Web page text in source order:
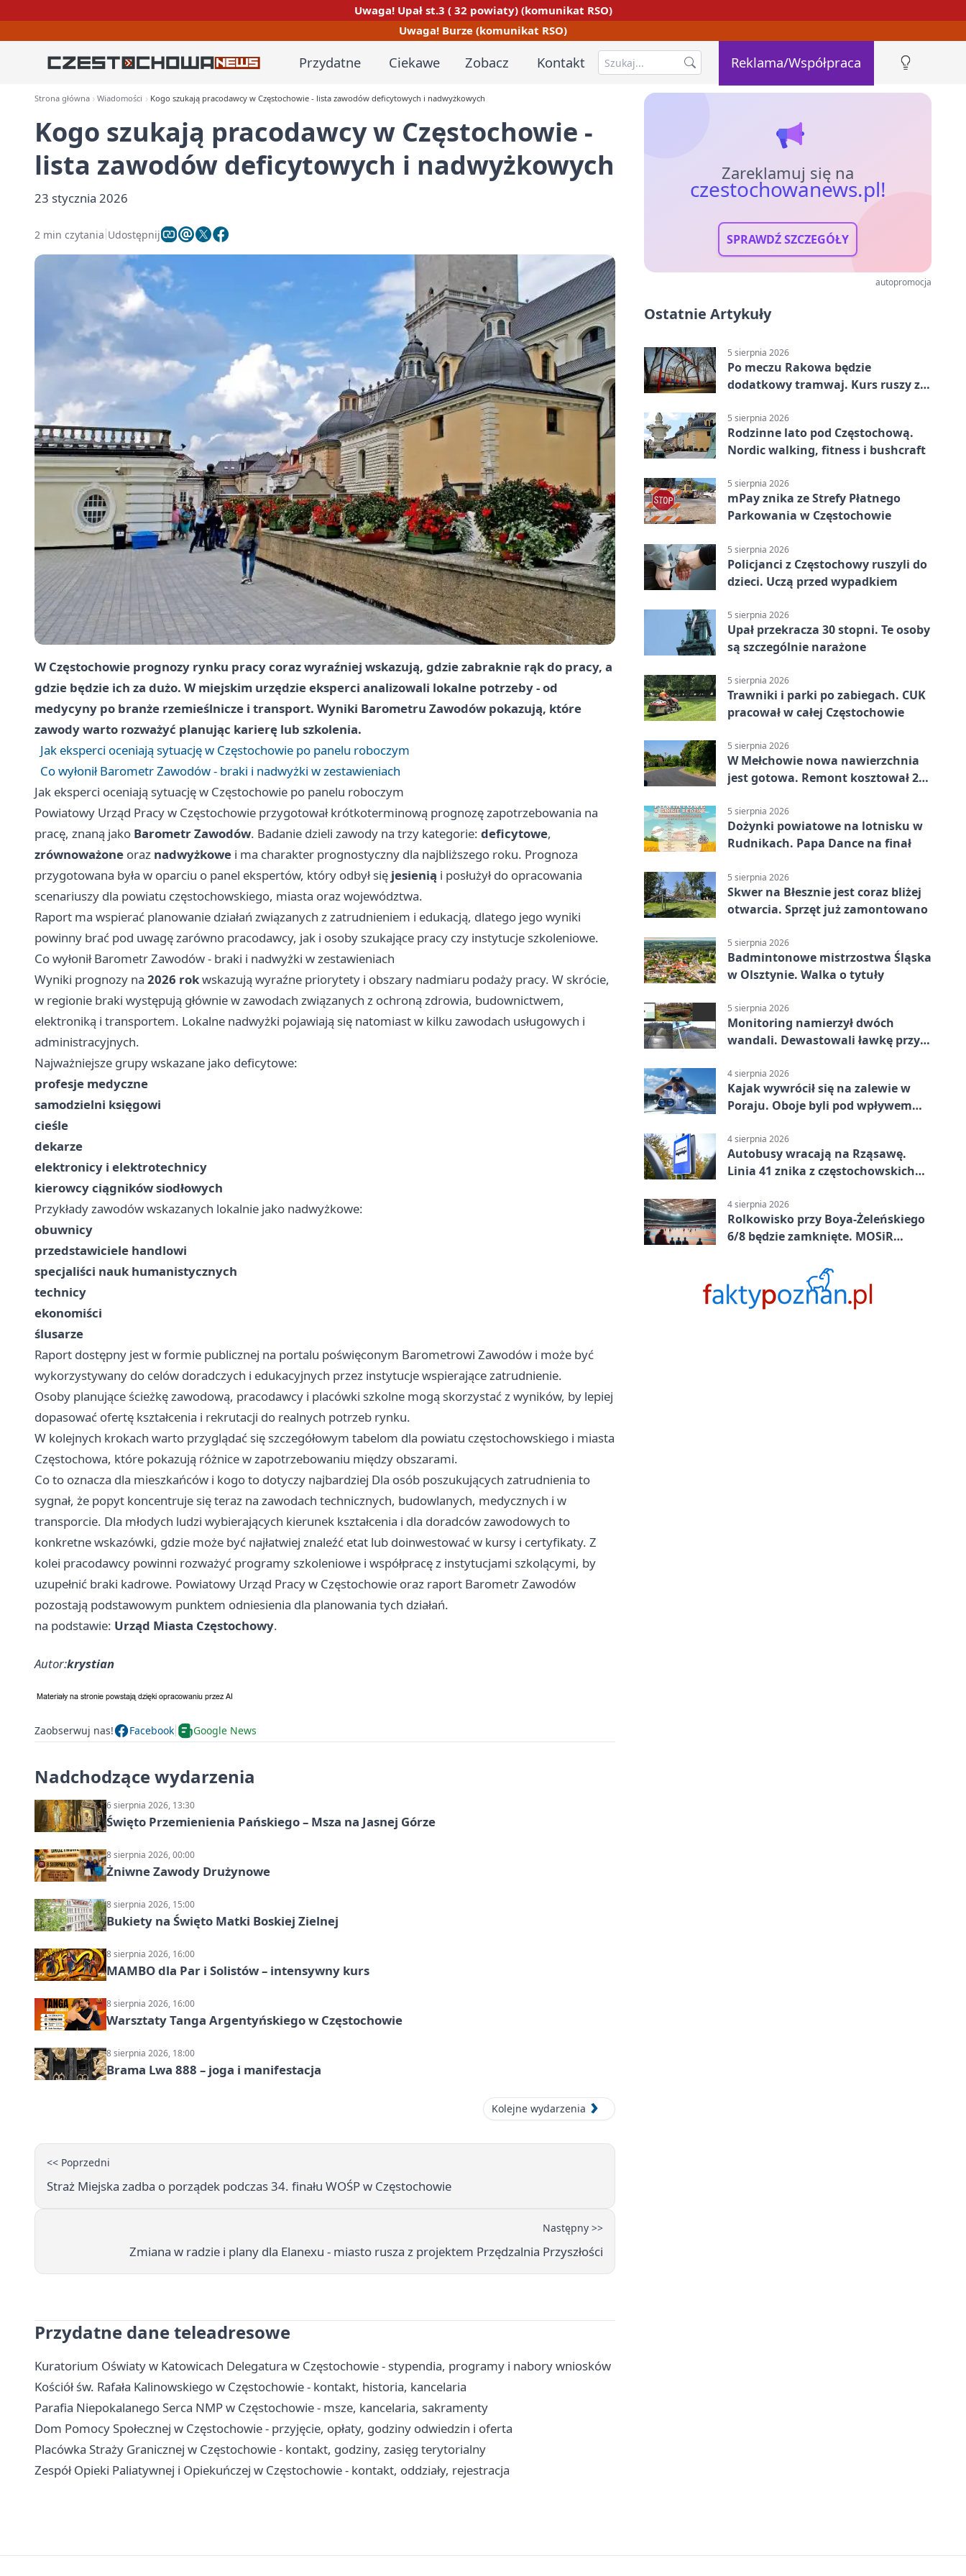
Uwaga! Upał st.3 ( 32 powiaty) (komunikat RSO)
Uwaga! Burze (komunikat RSO)
Przydatne Ciekawe Zobacz Kontakt Reklama/Współpraca
Strona główna Wiadomości Kogo szukają pracodawcy w Częstochowie - lista zawodów deficytowych i nadwyżkowych
Kogo szukają pracodawcy w Częstochowie -
lista zawodów deficytowych i nadwyżkowych
23 stycznia 2026
2 min czytania Udostępnij
W Częstochowie prognozy rynku pracy coraz wyraźniej wskazują, gdzie zabraknie rąk do pracy, a
gdzie będzie ich za dużo. W miejskim urzędzie eksperci analizowali lokalne potrzeby - od
medycyny po branże rzemieślnicze i transport. Wyniki Barometru Zawodów pokazują, które
zawody warto rozważyć planując karierę lub szkolenia.
Jak eksperci oceniają sytuację w Częstochowie po panelu roboczym
Co wyłonił Barometr Zawodów - braki i nadwyżki w zestawieniach
Jak eksperci oceniają sytuację w Częstochowie po panelu roboczym
Powiatowy Urząd Pracy w Częstochowie przygotował krótkoterminową prognozę zapotrzebowania na
pracę, znaną jako Barometr Zawodów. Badanie dzieli zawody na trzy kategorie: deficytowe,
zrównoważone oraz nadwyżkowe i ma charakter prognostyczny dla najbliższego roku. Prognoza
przygotowana była w oparciu o panel ekspertów, który odbył się jesienią i posłużył do opracowania
scenariuszy dla powiatu częstochowskiego, miasta oraz województwa.
Raport ma wspierać planowanie działań związanych z zatrudnieniem i edukacją, dlatego jego wyniki
powinny brać pod uwagę zarówno pracodawcy, jak i osoby szukające pracy czy instytucje szkoleniowe.
Co wyłonił Barometr Zawodów - braki i nadwyżki w zestawieniach
Wyniki prognozy na 2026 rokwskazują wyraźne priorytety i obszary nadmiaru podaży pracy. W skrócie,
w regionie braki występują głównie w zawodach związanych z ochroną zdrowia, budownictwem,
elektroniką i transportem. Lokalne nadwyżki pojawiają się natomiast w kilku zawodach usługowych i
administracyjnych.
Najważniejsze grupy wskazane jako deficytowe:
profesje medyczne
samodzielni księgowi
cieśle
dekarze
elektronicy i elektrotechnicy
kierowcy ciągników siodłowych
Przykłady zawodów wskazanych lokalnie jako nadwyżkowe:
obuwnicy
przedstawiciele handlowi
specjaliści nauk humanistycznych
technicy
ekonomiści
ślusarze
Raport dostępny jest w formie publicznej na portalu poświęconym Barometrowi Zawodów i może być
wykorzystywany do celów doradczych i edukacyjnych przez instytucje wspierające zatrudnienie.
Osoby planujące ścieżkę zawodową, pracodawcy i placówki szkolne mogą skorzystać z wyników, by lepiej
dopasować ofertę kształcenia i rekrutacji do realnych potrzeb rynku.
W kolejnych krokach warto przyglądać się szczegółowym tabelom dla powiatu częstochowskiego i miasta
Częstochowa, które pokazują różnice w zapotrzebowaniu między obszarami.
Co to oznacza dla mieszkańców i kogo to dotyczy najbardziej Dla osób poszukujących zatrudnienia to
sygnał, że popyt koncentruje się teraz na zawodach technicznych, budowlanych, medycznych i w
transporcie. Dla młodych ludzi wybierających kierunek kształcenia i dla doradców zawodowych to
konkretne wskazówki, gdzie może być najłatwiej znaleźć etat lub doinwestować w kursy i certyfikaty. Z
kolei pracodawcy powinni rozważyć programy szkoleniowe i współpracę z instytucjami szkolącymi, by
uzupełnić braki kadrowe. Powiatowy Urząd Pracy w Częstochowie oraz raport Barometr Zawodów
pozostają podstawowym punktem odniesienia dla planowania tych działań.
na podstawie: Urząd Miasta Częstochowy.
Autor:krystian
Zaobserwuj nas! Facebook Google News
Nadchodzące wydarzenia
6 sierpnia 2026, 13:30
Święto Przemienienia Pańskiego – Msza na Jasnej Górze
8 sierpnia 2026, 00:00
Żniwne Zawody Drużynowe
8 sierpnia 2026, 15:00
Bukiety na Święto Matki Boskiej Zielnej
8 sierpnia 2026, 16:00
MAMBO dla Par i Solistów – intensywny kurs
8 sierpnia 2026, 16:00
Warsztaty Tanga Argentyńskiego w Częstochowie
8 sierpnia 2026, 18:00
Brama Lwa 888 – joga i manifestacja
Kolejne wydarzenia
<< Poprzedni
Straż Miejska zadba o porządek podczas 34. finału WOŚP w Częstochowie
Następny >>
Zmiana w radzie i plany dla Elanexu - miasto rusza z projektem Przędzalnia Przyszłości
Przydatne dane teleadresowe
Kuratorium Oświaty w Katowicach Delegatura w Częstochowie - stypendia, programy i nabory wniosków
Kościół św. Rafała Kalinowskiego w Częstochowie - kontakt, historia, kancelaria
Parafia Niepokalanego Serca NMP w Częstochowie - msze, kancelaria, sakramenty
Dom Pomocy Społecznej w Częstochowie - przyjęcie, opłaty, godziny odwiedzin i oferta
Placówka Straży Granicznej w Częstochowie - kontakt, godziny, zasięg terytorialny
Zespół Opieki Paliatywnej i Opiekuńczej w Częstochowie - kontakt, oddziały, rejestracja
Zareklamuj się na
czestochowanews.pl!
SPRAWDŹ SZCZEGÓŁY
autopromocja
Ostatnie Artykuły
5 sierpnia 2026
Po meczu Rakowa będzie
dodatkowy tramwaj. Kurs ruszy ze
5 sierpnia 2026
Rodzinne lato pod Częstochową.
Nordic walking, fitness i bushcraft
5 sierpnia 2026
mPay znika ze Strefy Płatnego
Parkowania w Częstochowie
5 sierpnia 2026
Policjanci z Częstochowy ruszyli do
dzieci. Uczą przed wypadkiem
5 sierpnia 2026
Upał przekracza 30 stopni. Te osoby
są szczególnie narażone
5 sierpnia 2026
Trawniki i parki po zabiegach. CUK
pracował w całej Częstochowie
5 sierpnia 2026
W Mełchowie nowa nawierzchnia
jest gotowa. Remont kosztował 222
5 sierpnia 2026
Dożynki powiatowe na lotnisku w
Rudnikach. Papa Dance na finał
5 sierpnia 2026
Skwer na Błesznie jest coraz bliżej
otwarcia. Sprzęt już zamontowano
5 sierpnia 2026
Badmintonowe mistrzostwa Śląska
w Olsztynie. Walka o tytuły
5 sierpnia 2026
Monitoring namierzył dwóch
wandali. Dewastowali ławkę przy
4 sierpnia 2026
Kajak wywrócił się na zalewie w
Poraju. Oboje byli pod wpływem
4 sierpnia 2026
Autobusy wracają na Rząsawę.
Linia 41 znika z częstochowskich
4 sierpnia 2026
Rolkowisko przy Boya-Żeleńskiego
6/8 będzie zamknięte. MOSiR